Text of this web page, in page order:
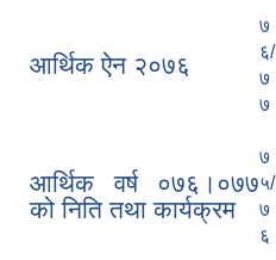
आर्थिक ऐन २०७६
७
६/
७
७
आर्थिक वर्ष ०७६।०७७
को निति तथा कार्यक्रम
७
५/
७
६